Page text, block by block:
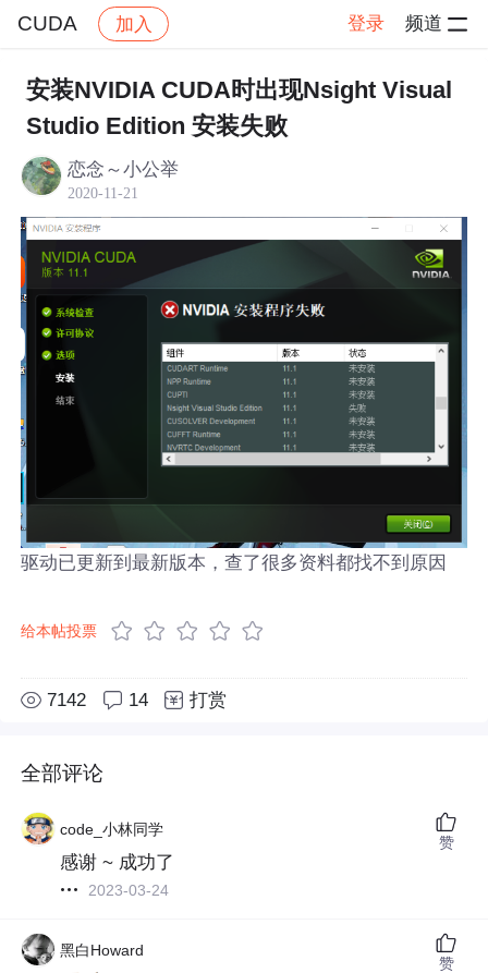
CUDA 加入 登录 频道
社区 CUDA 帖子详情
安装NVIDIA CUDA时出现Nsight Visual
Studio Edition 安装失败
恋念～小公举
2020-11-21
驱动已更新到最新版本，查了很多资料都找不到原因
给本帖投票
7142 14 打赏
全部评论
code_小林同学
感谢 ~ 成功了
2023-03-24
赞
黑白Howard
赞